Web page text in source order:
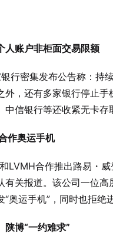
人账户非柜面交易限额
行密集发布公告称：持
外，还有多家银行停止
中信银行等还收紧无卡存
作奥运手机
LVMH合作推出路易・威
有关报道。该公司一位
“奥运手机”，同时也拒绝
陕博“一约难求”